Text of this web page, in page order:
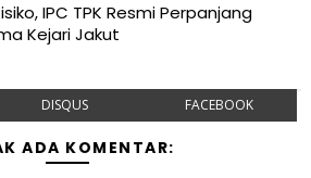
IPC TPK Resmi Perpanjang
Kejari Jakut
DISQUS FACEBOOK
ADA KOMENTAR: